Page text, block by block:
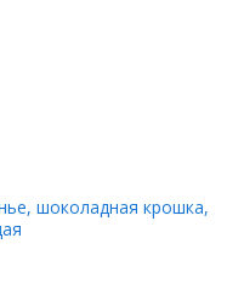
шоколадная крошка,